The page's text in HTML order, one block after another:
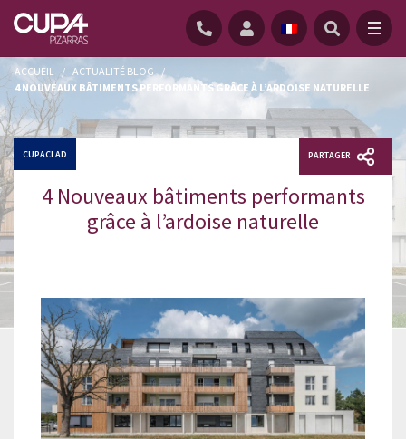
ACCUEIL / ACTUALITÉ BLOG /
4 NOUVEAUX BÂTIMENTS PERFORMANTS GRÂCE À L’ARDOISE NATURELLE
CUPACLAD PARTAGER
4 Nouveaux bâtiments performants
grâce à l’ardoise naturelle